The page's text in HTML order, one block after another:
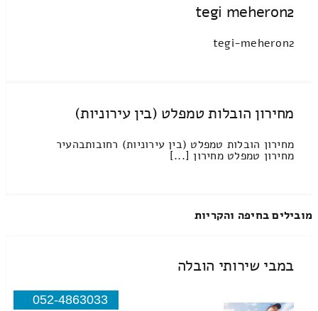
tegi meheron2
tegi-meheron2
מחירון הובלות טמפלט (בין עירוניות)
מחירון הובלות טמפלט (בין עירוניות) רחובותבהעיר
מחירון טמפלט מחירון [...]
מובילים בחיפה והקריות
במבי שירותי הובלה
052-4863033